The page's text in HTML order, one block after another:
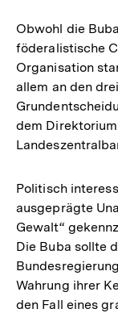
Obwohl die
föderalistische
Organisation
allem an den
dem
Politisch
ausgeprägte
Gewalt“
Die Buba sollte
Wahrung ihrer
den Fall eines